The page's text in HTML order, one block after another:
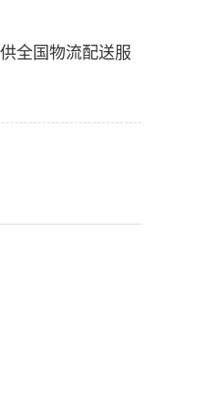
全国物流配送服